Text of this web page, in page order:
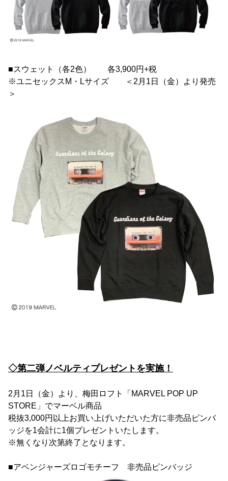
■スウェット（各2色） 各3,900円+税
※ユニセックスM・Lサイズ ＜2月1日（金）より発売
＞
◇第二弾ノベルティプレゼントを実施！
2月1日（金）より、梅田ロフト「MARVEL POP UP
STORE」でマーベル商品
税抜3,000円以上お買い上げいただいた方に非売品ピンバ
ッジを1会計に1個プレゼントいたします。
※無くなり次第終了となります。
■アベンジャーズロゴモチーフ 非売品ピンバッジ